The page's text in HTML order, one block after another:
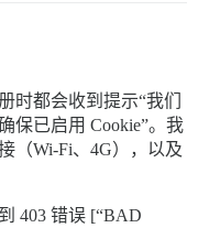
时都会收到提示“我们
保已启用 Cookie”。我
（Wi-Fi、4G），以及
403 错误 [“BAD